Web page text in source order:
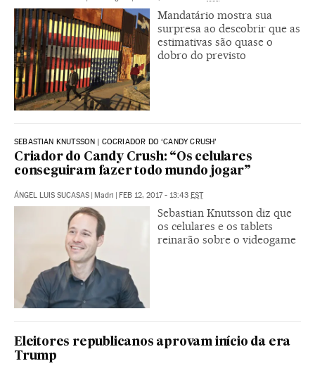
Mandatário mostra sua
surpresa ao descobrir que as
estimativas são quase o
dobro do previsto
SEBASTIAN KNUTSSON | COCRIADOR DO ‘CANDY CRUSH’
Criador do Candy Crush: “Os celulares
conseguiram fazer todo mundo jogar”
ÁNGEL LUIS SUCASAS | Madri | FEB 12, 2017 - 13:43 EST
Sebastian Knutsson diz que
os celulares e os tablets
reinarão sobre o videogame
Eleitores republicanos aprovam início da era
Trump